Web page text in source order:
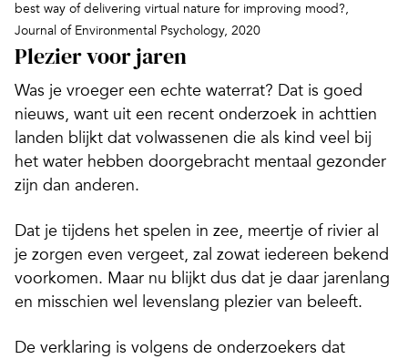
best way of delivering virtual nature for improving mood?,
Journal of Environmental Psychology, 2020
Plezier voor jaren
Was je vroeger een echte waterrat? Dat is goed
nieuws, want uit een recent onderzoek in achttien
landen blijkt dat volwassenen die als kind veel bij
het water hebben doorgebracht mentaal gezonder
zijn dan anderen.
Dat je tijdens het spelen in zee, meertje of rivier al
je zorgen even vergeet, zal zowat iedereen bekend
voorkomen. Maar nu blijkt dus dat je daar jarenlang
en misschien wel levenslang plezier van beleeft.
De verklaring is volgens de onderzoekers dat